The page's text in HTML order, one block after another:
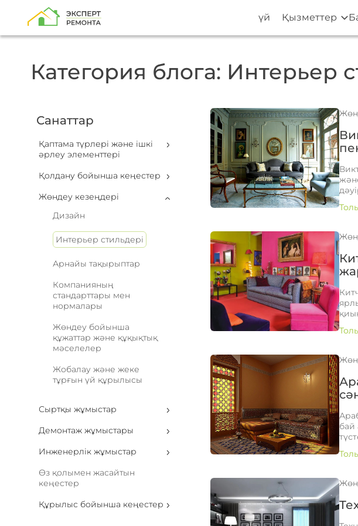
үй Қызметтер
Категория блога: Интерьер
Санаттар
Қаптама түрлері және ішкі
әрлеу элементтері
Қолдану бойынша кеңестер
Жөндеу кезеңдері
Дизайн
Интерьер стильдері
Арнайы тақырыптар
Компанияның
стандарттары мен
нормалары
Жөндеу бойынша
құжаттар және құқықтық
мәселелер
Жобалау және жеке
тұрғын үй құрылысы
Сыртқы жұмыстар
Демонтаж жұмыстары
Инженерлік жұмыстар
Өз қолымен жасайтын
кеңестер
Құрылыс бойынша кеңестер
бай